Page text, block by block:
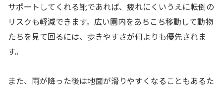
サポートしてくれる靴であれば、疲れにくいうえに転倒の
リスクも軽減できます。広い園内をあちこち移動して動物
たちを見て回るには、歩きやすさが何よりも優先されま
す。
また、雨が降った後は地面が滑りやすくなることもあるた